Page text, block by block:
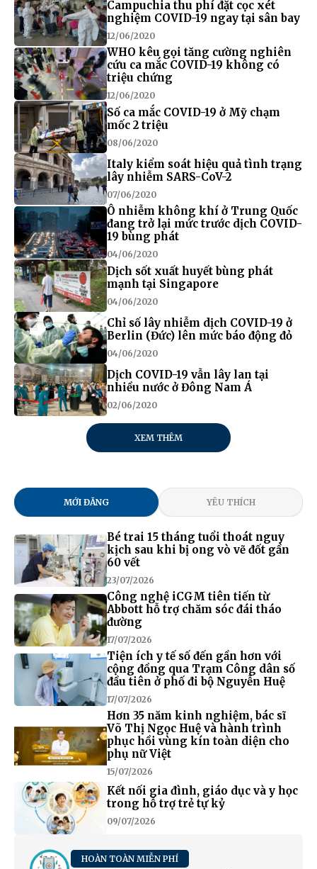
Campuchia thu phí đặt cọc xét
nghiệm COVID-19 ngay tại sân bay
12/06/2020
WHO kêu gọi tăng cường nghiên
cứu ca mắc COVID-19 không có
triệu chứng
12/06/2020
Số ca mắc COVID-19 ở Mỹ chạm
mốc 2 triệu
08/06/2020
Italy kiểm soát hiệu quả tình trạng
lây nhiễm SARS-CoV-2
07/06/2020
Ô nhiễm không khí ở Trung Quốc
đang trở lại mức trước dịch COVID-
19 bùng phát
04/06/2020
Dịch sốt xuất huyết bùng phát
mạnh tại Singapore
04/06/2020
Chỉ số lây nhiễm dịch COVID-19 ở
Berlin (Đức) lên mức báo động đỏ
04/06/2020
Dịch COVID-19 vẫn lây lan tại
nhiều nước ở Đông Nam Á
02/06/2020
XEM THÊM
MỚI ĐĂNG YÊU THÍCH
Bé trai 15 tháng tuổi thoát nguy
kịch sau khi bị ong vò vẽ đốt gần
60 vết
23/07/2026
Công nghệ iCGM tiên tiến từ
Abbott hỗ trợ chăm sóc đái tháo
đường
17/07/2026
Tiện ích y tế số đến gần hơn với
cộng đồng qua Trạm Công dân số
đầu tiên ở phố đi bộ Nguyễn Huệ
17/07/2026
Hơn 35 năm kinh nghiệm, bác sĩ
Võ Thị Ngọc Huệ và hành trình
phục hồi vùng kín toàn diện cho
phụ nữ Việt
15/07/2026
Kết nối gia đình, giáo dục và y học
trong hỗ trợ trẻ tự kỷ
09/07/2026
HOÀN TOÀN MIỄN PHÍ